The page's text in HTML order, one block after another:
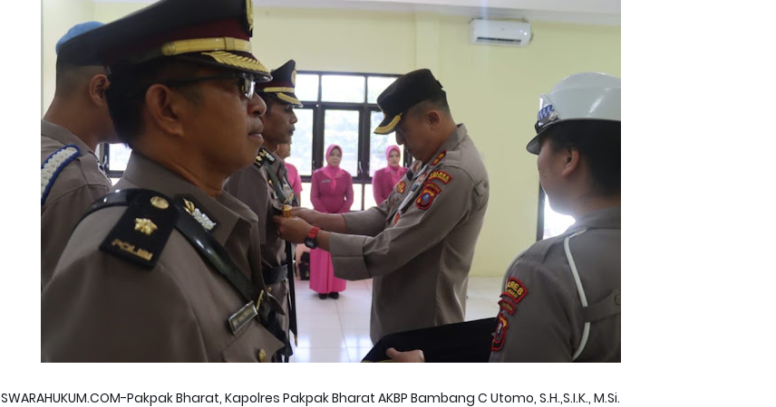
SWARAHUKUM.COM-Pakpak Bharat, Kapolres Pakpak Bharat AKBP Bambang C Utomo, S.H.,S.I.K., M.Si.